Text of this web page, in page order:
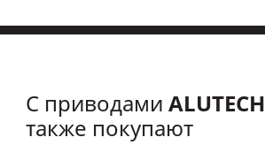
С приводами ALUTECH
также покупают